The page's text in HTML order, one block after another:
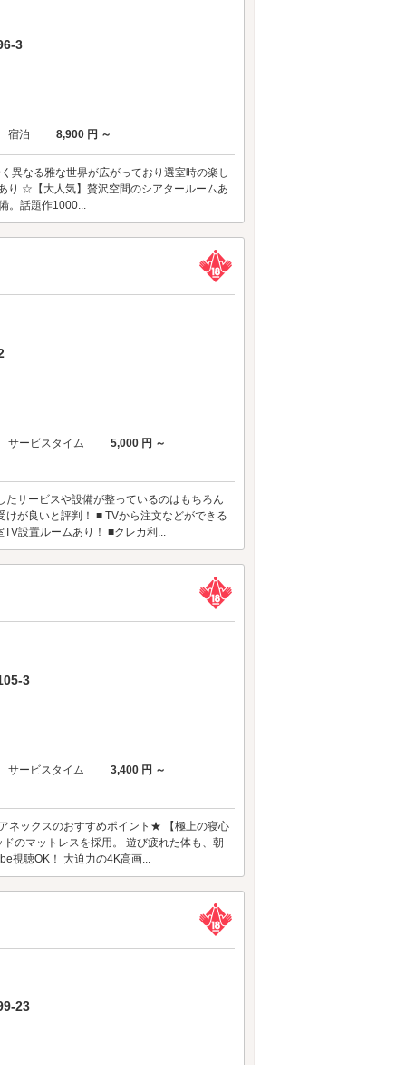
3
宿泊 8,900 円 ～
異なる雅な世界が広がっており選室時の楽し
り ☆【大人気】贅沢空間のシアタールームあ
。話題作1000...
サービスタイム 5,000 円 ～
サービスや設備が整っているのはもちろん
が良いと評判！ ■ TVから注文などができる
設置ルームあり！ ■クレカ利...
3
サービスタイム 3,400 円 ～
ネックスのおすすめポイント★ 【極上の寝心
のマットレスを採用。 遊び疲れた体も、朝
視聴OK！ 大迫力の4K高画...
23